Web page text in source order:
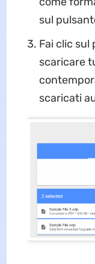
sul
Fai clic
scaricare
scaricati